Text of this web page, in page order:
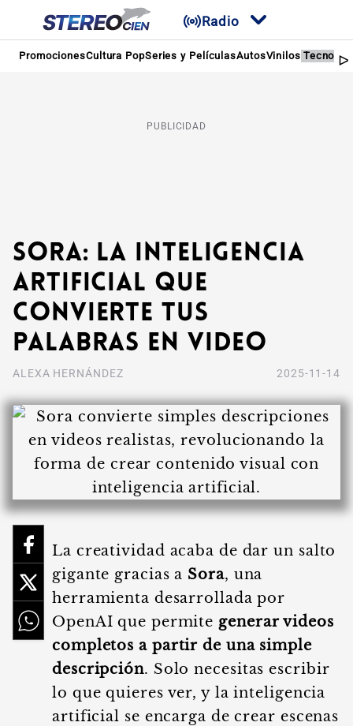
Radio
PromocionesCultura PopSeries y PelículasAutosVinilos
PUBLICIDAD
Sora: la inteligencia
artificial que
convierte tus
palabras en video
ALEXA HERNÁNDEZ 2025-11-14
La creatividad acaba de dar un salto
gigante gracias a Sora, una
herramienta desarrollada por
OpenAI que permite generar videos
completos a partir de una simple
descripción. Solo necesitas escribir
lo que quieres ver, y la inteligencia
artificial se encarga de crear escenas